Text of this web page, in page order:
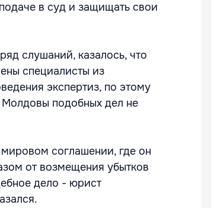
в суд и защищать свои
слушаний, казалось, что
специалисты из
экспертиз, по этому
Молдовы подобных дел не
соглашении, где он
от возмещения убытков
дело - юрист